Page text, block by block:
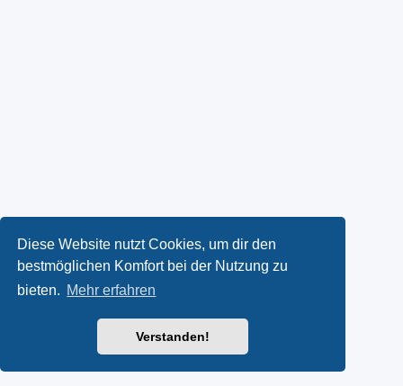
Diese Website nutzt Cookies, um dir den
bestmöglichen Komfort bei der Nutzung zu
bieten. Mehr erfahren
Verstanden!